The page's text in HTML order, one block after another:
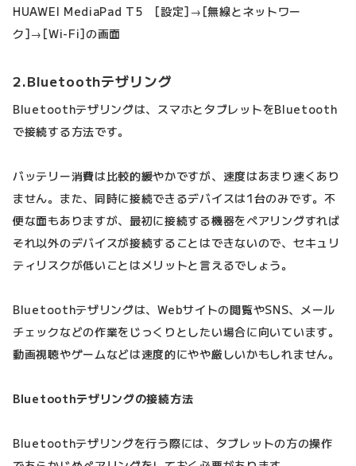
HUAWEI MediaPad T5 [設定]→[無線とネットワー
ク]→[Wi-Fi]の画面
2.Bluetoothテザリング
Bluetoothテザリングは、スマホとタブレットをBluetooth
で接続する方法です。
バッテリー消費は比較的緩やかですが、速度はあまり速くあり
ません。また、同時に接続できるデバイスは1台のみです。不
便な面もありますが、最初に接続する機器をペアリングすれば
それ以外のデバイスが接続することはできないので、セキュリ
ティリスクが低いことはメリットと言えるでしょう。
Bluetoothテザリングは、Webサイトの閲覧やSNS、メール
チェックなどの作業をじっくりとしたい場合に向いています。
動画視聴やゲームなどは速度的にやや厳しいかもしれません。
Bluetoothテザリングの接続方法
Bluetoothテザリングを行う際には、タブレットの方の操作